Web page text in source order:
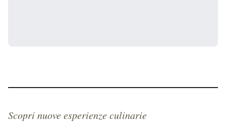
Scopri nuove esperienze culinarie